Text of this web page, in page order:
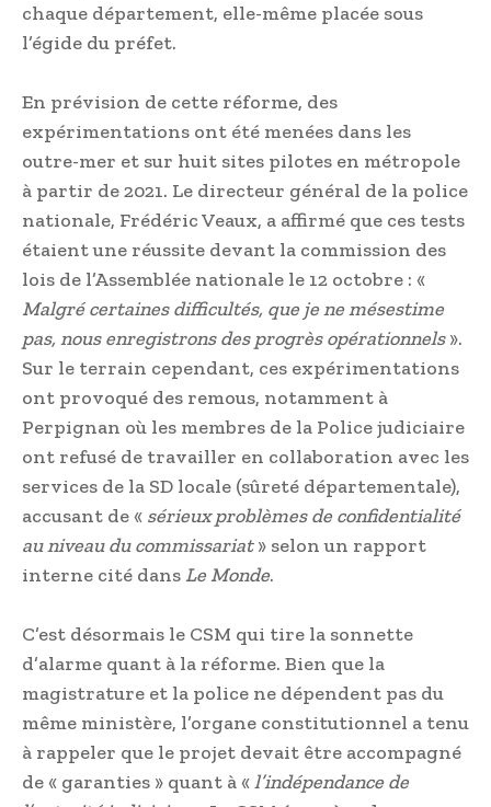
chaque département, elle-même placée sous
l’égide du préfet.
En prévision de cette réforme, des
expérimentations ont été menées dans les
outre-mer et sur huit sites pilotes en métropole
à partir de 2021. Le directeur général de la police
nationale, Frédéric Veaux, a affirmé que ces tests
étaient une réussite devant la commission des
lois de l’Assemblée nationale le 12 octobre : «
Malgré certaines difficultés, que je ne mésestime
pas, nous enregistrons des progrès opérationnels».
Sur le terrain cependant, ces expérimentations
ont provoqué des remous, notamment à
Perpignan où les membres de la Police judiciaire
ont refusé de travailler en collaboration avec les
services de la SD locale (sûreté départementale),
accusant de « sérieux problèmes de confidentialité
au niveau du commissariat» selon un rapport
interne cité dans Le Monde.
C’est désormais le CSM qui tire la sonnette
d’alarme quant à la réforme. Bien que la
magistrature et la police ne dépendent pas du
même ministère, l’organe constitutionnel a tenu
à rappeler que le projet devait être accompagné
de « garanties » quant à «l’indépendance de